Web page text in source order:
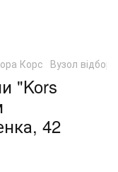
Корс Вузол
"Kors
42